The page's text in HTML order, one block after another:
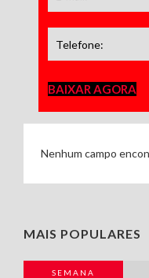
BAIXAR AGORA
Nenhum campo
MAIS POPULARES
SEMANA